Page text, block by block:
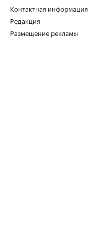
Контактная информация
Редакция
Размещение рекламы